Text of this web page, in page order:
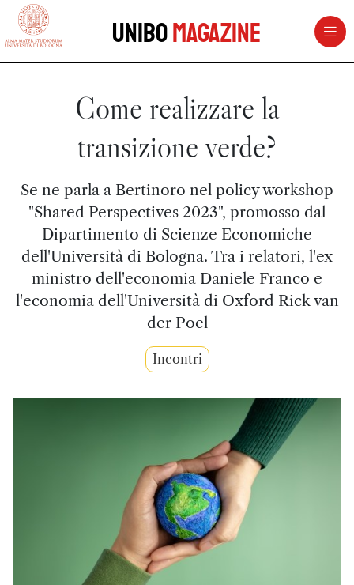
vai al contenuto della pagina
UniboMagazine
Come realizzare la
transizione verde?
Se ne parla a Bertinoro nel policy workshop
"Shared Perspectives 2023", promosso dal
Dipartimento di Scienze Economiche
dell'Università di Bologna. Tra i relatori, l'ex
ministro dell'economia Daniele Franco e
l'economia dell'Università di Oxford Rick van
der Poel
Incontri